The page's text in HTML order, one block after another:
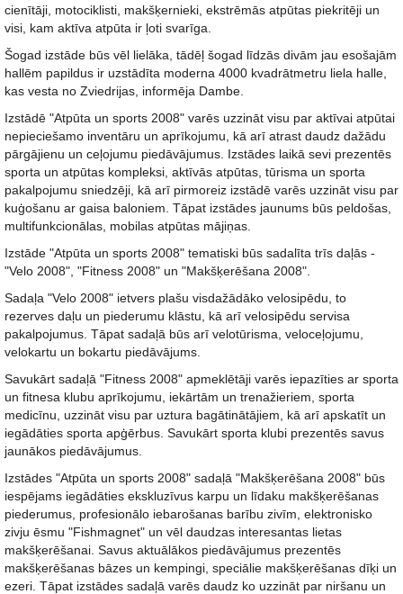
cienītāji, motociklisti, makšķernieki, ekstrēmās atpūtas piekritēji un
visi, kam aktīva atpūta ir ļoti svarīga.
Šogad izstāde būs vēl lielāka, tādēļ šogad līdzās divām jau esošajām
hallēm papildus ir uzstādīta moderna 4000 kvadrātmetru liela halle,
kas vesta no Zviedrijas, informēja Dambe.
Izstādē "Atpūta un sports 2008" varēs uzzināt visu par aktīvai atpūtai
nepieciešamo inventāru un aprīkojumu, kā arī atrast daudz dažādu
pārgājienu un ceļojumu piedāvājumus. Izstādes laikā sevi prezentēs
sporta un atpūtas kompleksi, aktīvās atpūtas, tūrisma un sporta
pakalpojumu sniedzēji, kā arī pirmoreiz izstādē varēs uzzināt visu par
kuģošanu ar gaisa baloniem. Tāpat izstādes jaunums būs peldošas,
multifunkcionālas, mobilas atpūtas mājiņas.
Izstāde "Atpūta un sports 2008" tematiski būs sadalīta trīs daļās -
"Velo 2008", "Fitness 2008" un "Makšķerēšana 2008".
Sadaļa "Velo 2008" ietvers plašu visdažādāko velosipēdu, to
rezerves daļu un piederumu klāstu, kā arī velosipēdu servisa
pakalpojumus. Tāpat sadaļā būs arī velotūrisma, veloceļojumu,
velokartu un bokartu piedāvājums.
Savukārt sadaļā "Fitness 2008" apmeklētāji varēs iepazīties ar sporta
un fitnesa klubu aprīkojumu, iekārtām un trenažieriem, sporta
medicīnu, uzzināt visu par uztura bagātinātājiem, kā arī apskatīt un
iegādāties sporta apģērbus. Savukārt sporta klubi prezentēs savus
jaunākos piedāvājumus.
Izstādes "Atpūta un sports 2008" sadaļā "Makšķerēšana 2008" būs
iespējams iegādāties ekskluzīvus karpu un līdaku makšķerēšanas
piederumus, profesionālo iebarošanas barību zivīm, elektronisko
zivju ēsmu "Fishmagnet" un vēl daudzas interesantas lietas
makšķerēšanai. Savus aktuālākos piedāvājumus prezentēs
makšķerēšanas bāzes un kempingi, speciālie makšķerēšanas dīķi un
ezeri. Tāpat izstādes sadaļā varēs daudz ko uzzināt par niršanu un